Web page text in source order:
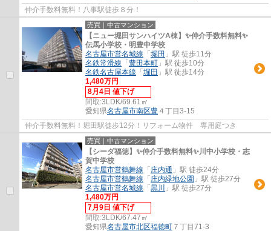
仲介手数料無料！八事駅徒歩８分！
売買｜中古マンション
【ニュー堀田サンハイツA棟】✨️仲介手数料無料✨️
伝馬小学校・明豊中学校
名古屋市営名城線 「 堀田 」駅 徒歩11分
名鉄常滑線 「 豊田本町 」駅 徒歩10分
名鉄名古屋本線 「 堀田 」駅 徒歩14分
1,480万円
8月4日 値下げ
間取:3LDK/69.61㎡
愛知県名古屋市南区豊 ４丁目3-15
仲介手数料無料！堀田駅徒歩12分！リフォーム物件 専用庭つき
売買｜中古マンション
【シーダ福徳】✨️仲介手数料無料✨️川中小学校・志
賀中学校
名古屋市営鶴舞線 「 庄内通 」駅 徒歩24分
名古屋市営鶴舞線 「 庄内緑地公園 」駅 徒歩27分
名古屋市営名城線 「 黒川
」駅 徒歩27分
1,480万円
7月9日 値下げ
間取:3LDK/67.47㎡
愛知県名古屋市北区福徳町 ７丁目71-3